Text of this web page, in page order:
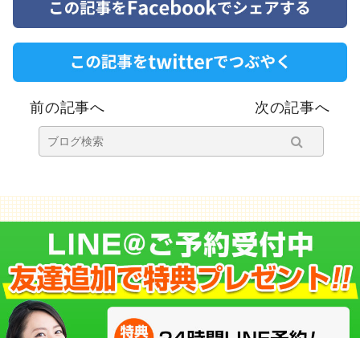
前の記事へ 次の記事へ